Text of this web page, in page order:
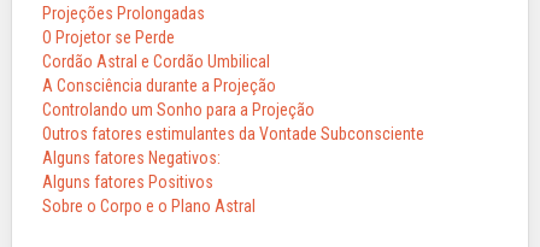
Projeções Prolongadas
O Projetor se Perde
Cordão Astral e Cordão Umbilical
A Consciência durante a Projeção
Controlando um Sonho para a Projeção
Outros fatores estimulantes da Vontade Subconsciente
Alguns fatores Negativos:
Alguns fatores Positivos
Sobre o Corpo e o Plano Astral